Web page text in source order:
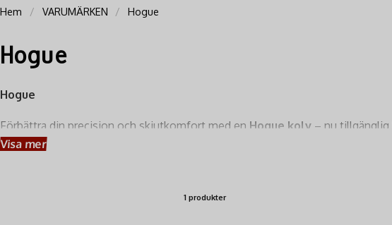
Hem VARUMÄRKEN Hogue
Hogue
Hogue
Förbättra din precision och skjutkomfort med en Hogue kolv – nu tillgänglig
revolutionerat marknaden med sina
Visa mer
1 produkter